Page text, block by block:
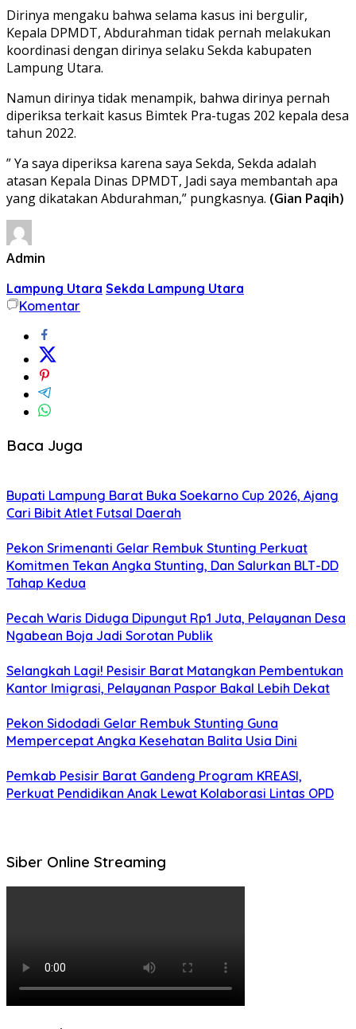
Dirinya mengaku bahwa selama kasus ini bergulir,
Kepala DPMDT, Abdurahman tidak pernah melakukan
koordinasi dengan dirinya selaku Sekda kabupaten
Lampung Utara.
Namun dirinya tidak menampik, bahwa dirinya pernah
diperiksa terkait kasus Bimtek Pra-tugas 202 kepala desa
tahun 2022.
” Ya saya diperiksa karena saya Sekda, Sekda adalah
atasan Kepala Dinas DPMDT, Jadi saya membantah apa
yang dikatakan Abdurahman,” pungkasnya. (Gian Paqih)
Admin
Lampung Utara Sekda Lampung Utara
Komentar
Baca Juga
Bupati Lampung Barat Buka Soekarno Cup 2026, Ajang
Cari Bibit Atlet Futsal Daerah
Pekon Srimenanti Gelar Rembuk Stunting Perkuat
Komitmen Tekan Angka Stunting, Dan Salurkan BLT-DD
Tahap Kedua
Pecah Waris Diduga Dipungut Rp1 Juta, Pelayanan Desa
Ngabean Boja Jadi Sorotan Publik
Selangkah Lagi! Pesisir Barat Matangkan Pembentukan
Kantor Imigrasi, Pelayanan Paspor Bakal Lebih Dekat
Pekon Sidodadi Gelar Rembuk Stunting Guna
Mempercepat Angka Kesehatan Balita Usia Dini
Pemkab Pesisir Barat Gandeng Program KREASI,
Perkuat Pendidikan Anak Lewat Kolaborasi Lintas OPD
Siber Online Streaming